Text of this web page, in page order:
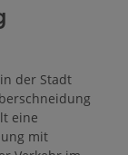
der Stadt
eine
mit